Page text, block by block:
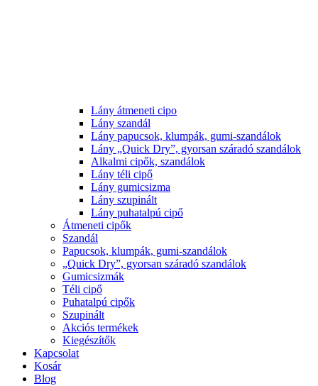
Lány átmeneti cipo
Lány szandál
Lány papucsok, klumpák, gumi-szandálok
Lány „Quick Dry”, gyorsan száradó szandálok
Alkalmi cipők, szandálok
Lány téli cipő
Lány gumicsizma
Lány szupinált
Lány puhatalpú cipő
Átmeneti cipők
Szandál
Papucsok, klumpák, gumi-szandálok
„Quick Dry”, gyorsan száradó szandálok
Gumicsizmák
Téli cipő
Puhatalpú cipők
Szupinált
Akciós termékek
Kiegészítők
Kapcsolat
Kosár
Blog